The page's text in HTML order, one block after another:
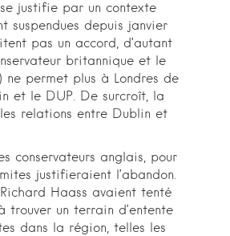
justifie par un contexte
suspendues depuis janvier
pas un accord, d’autant
britannique et le
permet plus à Londres de
et le DUP. De surcroît, la
relations entre Dublin et
conservateurs anglais, pour
justifieraient l’abandon.
Haass avaient tenté
un terrain d’entente
dans la région, telles les